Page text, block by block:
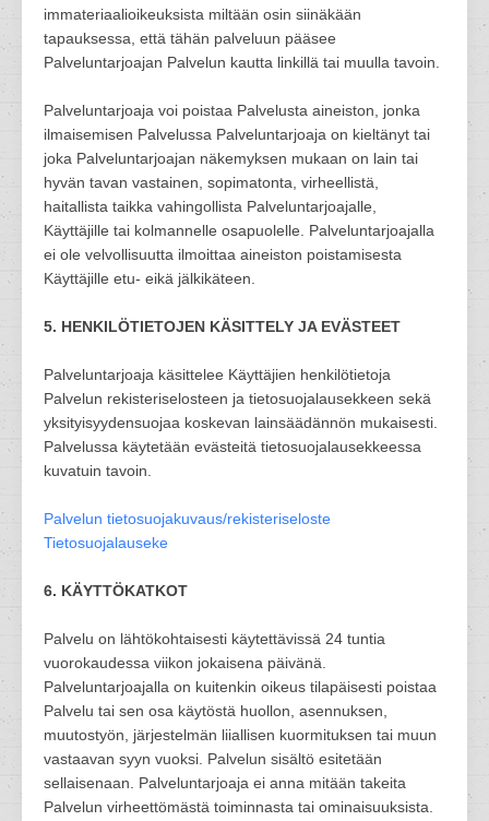
immateriaalioikeuksista miltään osin siinäkään
tapauksessa, että tähän palveluun pääsee
Palveluntarjoajan Palvelun kautta linkillä tai muulla tavoin.
Palveluntarjoaja voi poistaa Palvelusta aineiston, jonka
ilmaisemisen Palvelussa Palveluntarjoaja on kieltänyt tai
joka Palveluntarjoajan näkemyksen mukaan on lain tai
hyvän tavan vastainen, sopimatonta, virheellistä,
haitallista taikka vahingollista Palveluntarjoajalle,
Käyttäjille tai kolmannelle osapuolelle. Palveluntarjoajalla
ei ole velvollisuutta ilmoittaa aineiston poistamisesta
Käyttäjille etu- eikä jälkikäteen.
5. HENKILÖTIETOJEN KÄSITTELY JA EVÄSTEET
Palveluntarjoaja käsittelee Käyttäjien henkilötietoja
Palvelun rekisteriselosteen ja tietosuojalausekkeen sekä
yksityisyydensuojaa koskevan lainsäädännön mukaisesti.
Palvelussa käytetään evästeitä tietosuojalausekkeessa
kuvatuin tavoin.
Palvelun tietosuojakuvaus/rekisteriseloste
Tietosuojalauseke
6. KÄYTTÖKATKOT
Palvelu on lähtökohtaisesti käytettävissä 24 tuntia
vuorokaudessa viikon jokaisena päivänä.
Palveluntarjoajalla on kuitenkin oikeus tilapäisesti poistaa
Palvelu tai sen osa käytöstä huollon, asennuksen,
muutostyön, järjestelmän liiallisen kuormituksen tai muun
vastaavan syyn vuoksi. Palvelun sisältö esitetään
sellaisenaan. Palveluntarjoaja ei anna mitään takeita
Palvelun virheettömästä toiminnasta tai ominaisuuksista.